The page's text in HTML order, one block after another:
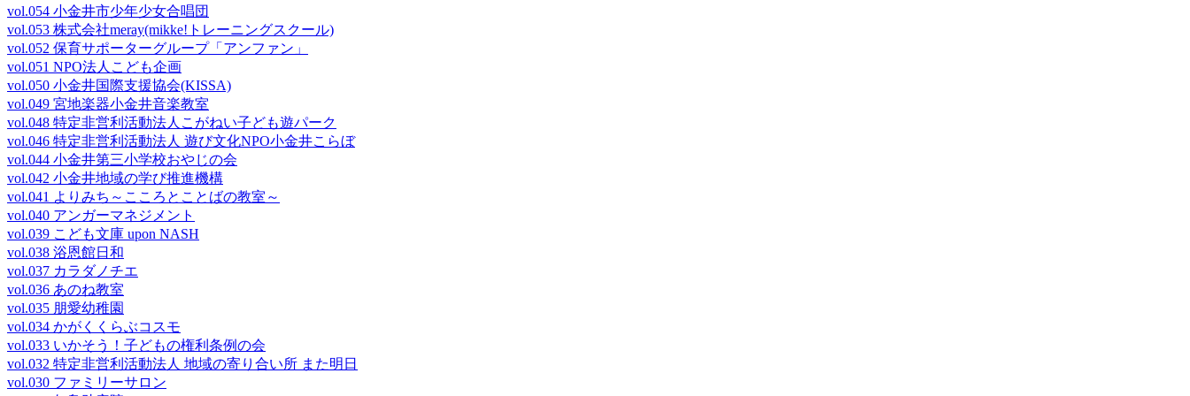
vol.054 小金井市少年少女合唱団
vol.053 株式会社meray(mikke!トレーニングスクール)
vol.052 保育サポーターグループ「アンファン」
vol.051 NPO法人こども企画
vol.050 小金井国際支援協会(KISSA)
vol.049 宮地楽器小金井音楽教室
vol.048 特定非営利活動法人こがねい子ども遊パーク
vol.046 特定非営利活動法人 遊び文化NPO小金井こらぼ
vol.044 小金井第三小学校おやじの会
vol.042 小金井地域の学び推進機構
vol.041 よりみち～こころとことばの教室～
vol.040 アンガーマネジメント
vol.039 こども文庫 upon NASH
vol.038 浴恩館日和
vol.037 カラダノチエ
vol.036 あのね教室
vol.035 朋愛幼稚園
vol.034 かがくくらぶコスモ
vol.033 いかそう！子どもの権利条例の会
vol.032 特定非営利活動法人 地域の寄り合い所 また明日
vol.030 ファミリーサロン